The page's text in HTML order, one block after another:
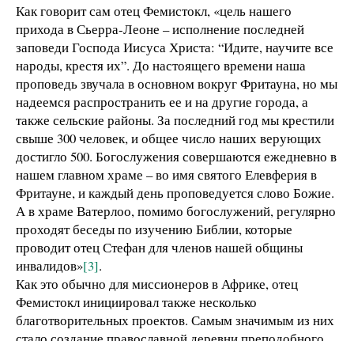
Как говорит сам отец Фемистокл, «цель нашего
прихода в Сьерра-Леоне – исполнение последней
заповеди Господа Иисуса Христа: “Идите, научите все
народы, крестя их”. До настоящего времени наша
проповедь звучала в основном вокруг Фритауна, но мы
надеемся распространить ее и на другие города, а
также сельские районы. За последний год мы крестили
свыше 300 человек, и общее число наших верующих
достигло 500. Богослужения совершаются ежедневно в
нашем главном храме – во имя святого Елевферия в
Фритауне, и каждый день проповедуется слово Божие.
А в храме Ватерлоо, помимо богослужений, регулярно
проходят беседы по изучению Библии, которые
проводит отец Стефан для членов нашей общины
инвалидов»[3].
Как это обычно для миссионеров в Африке, отец
Фемистокл инициировал также несколько
благотворительных проектов. Самым значимым из них